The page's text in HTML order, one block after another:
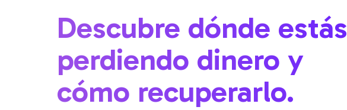
Descubre dónde estás
perdiendo dinero y
cómo recuperarlo.